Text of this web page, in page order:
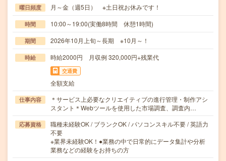
曜日頻度 月～金（週5日） ※土日祝お休みです！
時間 10:00～19:00(実働8時間 休憩1時間)
期間 2026年10月上旬～長期 ※10月～！
時給 時給2000円 月収例 320,000円+残業代
交通費
全額支給
仕事内容
＊サービス上必要なクリエイティブの進行管理・制作アシ
スタント＊Webツールを使用した市場調査、調査内…
応募資格
職種未経験OK / ブランクOK / パソコンスキル不要 / 英語力
不要
※業界未経験OK！●業務の中で日常的にデータ集計や分析
業務などの経験をお持ちの方